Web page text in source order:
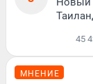
45
МНЕНИЕ